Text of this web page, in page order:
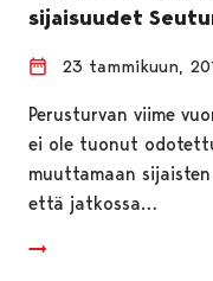
sijaisuudet
23 tammikuun,
Perusturvan viime
ei ole tuonut
muuttamaan
että jatkossa…